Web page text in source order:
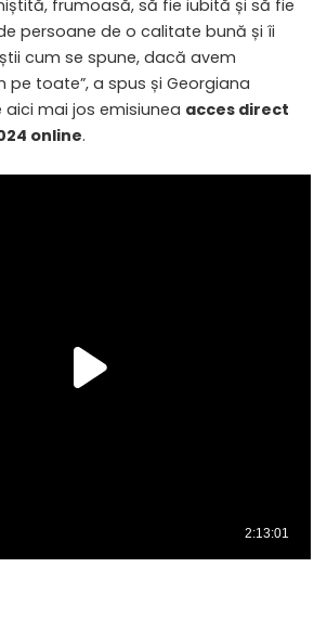
frumoasă, să fie iubită și să fie
persoane de o calitate bună și îi
cum se spune, dacă avem
toate”, a spus și Georgiana
aici mai jos emisiunea acces direct
online.